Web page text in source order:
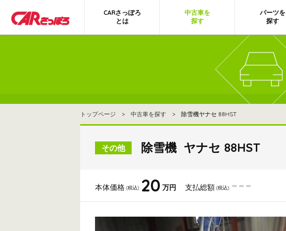
CARさっぽろ
とは
中古車を
探す
パーツを
探す
トップページ > 中古車を探す > 除雪機ヤナセ 88HST
その他 除雪機 ヤナセ 88HST
本体価格 (税込) 20 万円 支払総額 (税込) ---